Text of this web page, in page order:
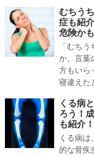
むちう
症も紹
危険か
「むち
か。言葉
方もいら
寝違えた
くる病
ろう！
も紹介！
くる病は
的な骨疾